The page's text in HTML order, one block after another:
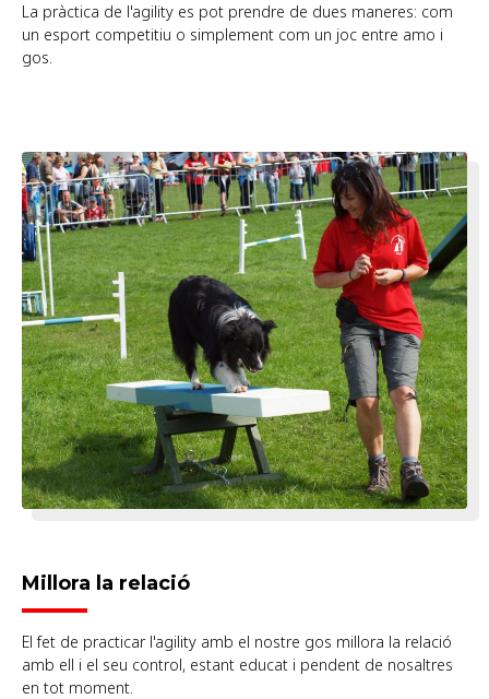
La pràctica de l'agility es pot prendre de dues maneres: com
un esport competitiu o simplement com un joc entre amo i
gos.
Millora la relació
El fet de practicar l'agility amb el nostre gos millora la relació
amb ell i el seu control, estant educat i pendent de nosaltres
en tot moment.